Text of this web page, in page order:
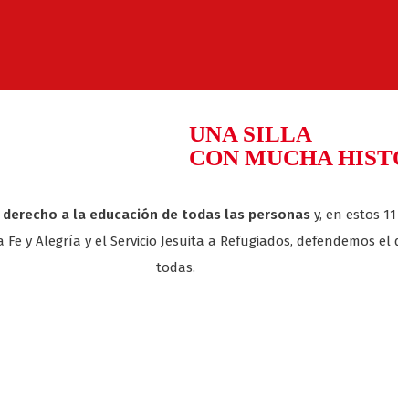
UNA SILLA
CON MUCHA
a la educación de todas las personas y, en estos
y Alegría y el Servicio Jesuita a Refugiados, defendemos
todas.